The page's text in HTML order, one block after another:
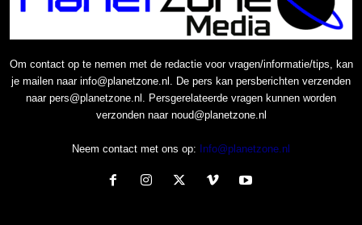
Om contact op te nemen met de redactie voor vragen/informatie/tips, kan
je mailen naar info@planetzone.nl. De pers kan persberichten verzenden
naar pers@planetzone.nl. Persgerelateerde vragen kunnen worden
verzonden naar noud@planetzone.nl
Neem contact met ons op: Info@planetzone.nl